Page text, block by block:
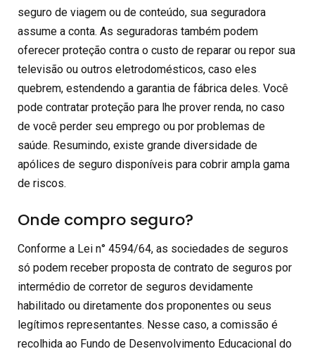
seguro de viagem ou de conteúdo, sua seguradora
assume a conta. As seguradoras também podem
oferecer proteção contra o custo de reparar ou repor sua
televisão ou outros eletrodomésticos, caso eles
quebrem, estendendo a garantia de fábrica deles. Você
pode contratar proteção para lhe prover renda, no caso
de você perder seu emprego ou por problemas de
saúde. Resumindo, existe grande diversidade de
apólices de seguro disponíveis para cobrir ampla gama
de riscos.
Onde compro seguro?
Conforme a Lei n° 4594/64, as sociedades de seguros
só podem receber proposta de contrato de seguros por
intermédio de corretor de seguros devidamente
habilitado ou diretamente dos proponentes ou seus
legítimos representantes. Nesse caso, a comissão é
recolhida ao Fundo de Desenvolvimento Educacional do